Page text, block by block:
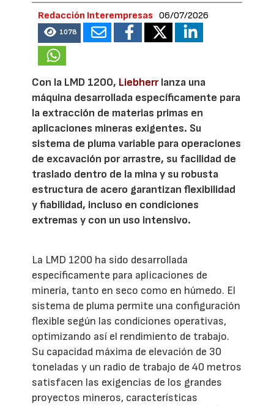
Redacción Interempresas 06/07/2026
1078
Con la LMD 1200, Liebherrlanza una
máquina desarrollada específicamente para
la extracción de materias primas en
aplicaciones mineras exigentes. Su
sistema de pluma variable para operaciones
de excavación por arrastre, su facilidad de
traslado dentro de la mina y su robusta
estructura de acero garantizan flexibilidad
y fiabilidad, incluso en condiciones
extremas y con un uso intensivo.
La LMD 1200 ha sido desarrollada
específicamente para aplicaciones de
minería, tanto en seco como en húmedo. El
sistema de pluma permite una configuración
flexible según las condiciones operativas,
optimizando así el rendimiento de trabajo.
Su capacidad máxima de elevación de 30
toneladas y un radio de trabajo de 40 metros
satisfacen las exigencias de los grandes
proyectos mineros, características